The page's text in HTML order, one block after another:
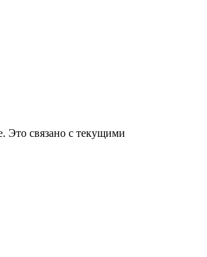
Это связано с текущими